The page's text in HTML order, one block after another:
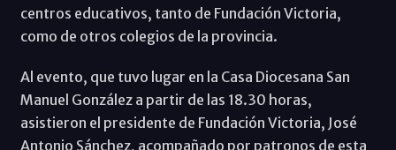
centros educativos, tanto de Fundación Victoria,
como de otros colegios de la provincia.
Al evento, que tuvo lugar en la Casa Diocesana San
Manuel González a partir de las 18.30 horas,
asistieron el presidente de Fundación Victoria, José
Antonio Sánchez, acompañado por patronos de esta